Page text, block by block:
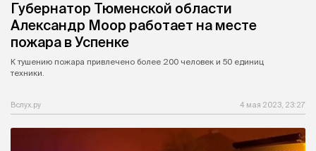
Губернатор Тюменской области
Александр Моор работает на месте
пожара в Успенке
К тушению пожара привлечено более 200 человек и 50 единиц
техники.
Вслух.ру 4 мая 2023, 23:27